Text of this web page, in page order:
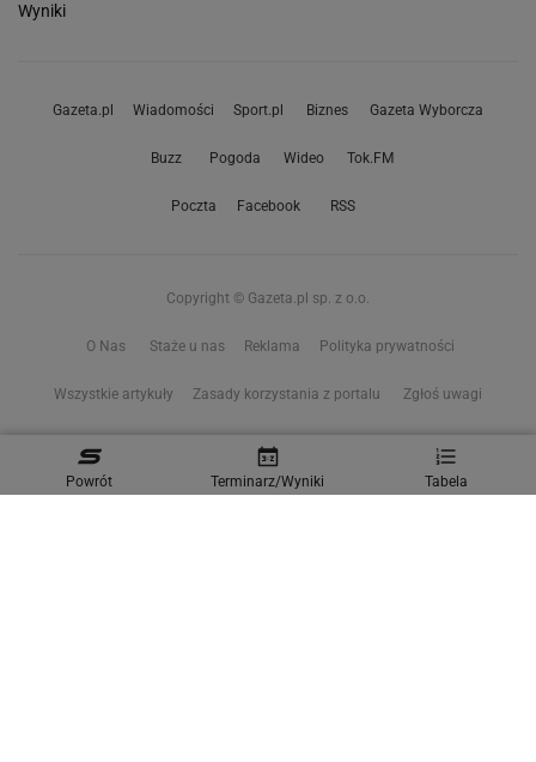
Powrót Terminarz/Wyniki Tabela
Wyniki
Gazeta.pl Wiadomości Sport.pl Biznes Gazeta Wyborcza
Buzz Pogoda Wideo Tok.FM
Poczta Facebook RSS
Copyright © Gazeta.pl sp. z o.o.
O Nas Staże u nas Reklama Polityka prywatności
Wszystkie artykuły Zasady korzystania z portalu Zgłoś uwagi